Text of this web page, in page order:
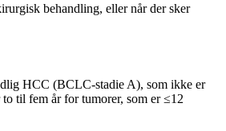
behandling, eller når der sker
HCC (BCLC-stadie A), som ikke er
til fem år for tumorer, som er ≤12